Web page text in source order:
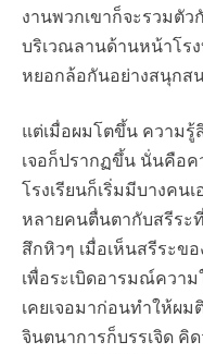
งานพวกเขาก็จะรวมตัว
บริเวณลานด้านหน้าโร
หยอกล้อกันอย่างสนุกส
แต่เมื่อผมโตขึ้น ความ
เจอก็ปรากฏขึ้น นั่นคือ
โรงเรียนก็เริ่มมีบางคน
หลายคนตื่นตากับสรีระ
สึกหิวๆ เมื่อเห็นสรีระข
เพื่อระเบิดอารมณ์ความ
เคยเจอมาก่อนทำให้ผม
จินตนาการก็บรรเจิด คิ